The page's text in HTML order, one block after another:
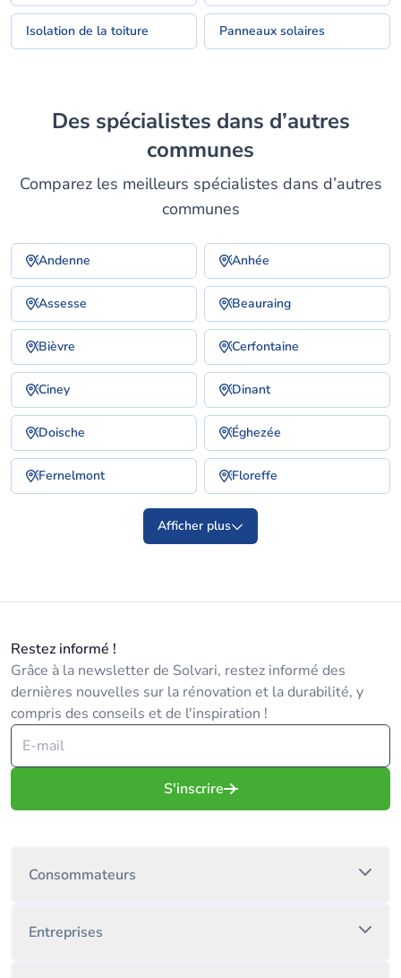
Isolation de la toiture Panneaux solaires
Des spécialistes dans d’autres
communes
Comparez les meilleurs spécialistes dans d’autres
communes
Andenne Anhée
Assesse Beauraing
Bièvre Cerfontaine
Ciney Dinant
Doische Éghezée
Fernelmont Floreffe
Afficher plus
Restez informé !
Grâce à la newsletter de Solvari, restez informé des
dernières nouvelles sur la rénovation et la durabilité, y
compris des conseils et de l'inspiration !
S'inscrire
Consommateurs
Entreprises